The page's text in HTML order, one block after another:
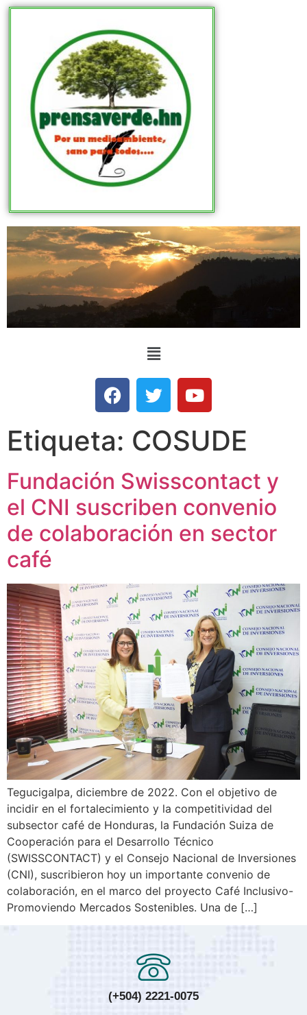
Etiqueta: COSUDE
Fundación Swisscontact y
el CNI suscriben convenio
de colaboración en sector
café
Tegucigalpa, diciembre de 2022. Con el objetivo de
incidir en el fortalecimiento y la competitividad del
subsector café de Honduras, la Fundación Suiza de
Cooperación para el Desarrollo Técnico
(SWISSCONTACT) y el Consejo Nacional de Inversiones
(CNI), suscribieron hoy un importante convenio de
colaboración, en el marco del proyecto Café Inclusivo-
Promoviendo Mercados Sostenibles. Una de […]
(+504) 2221-0075